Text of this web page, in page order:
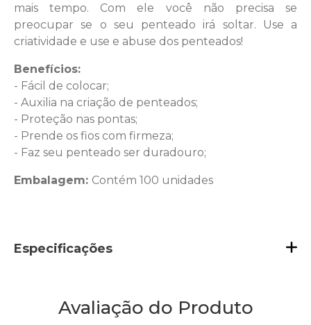
mais tempo. Com ele você não precisa se
preocupar se o seu penteado irá soltar. Use a
criatividade e use e abuse dos penteados!
Benefícios:
- Fácil de colocar;
- Auxilia na criação de penteados;
- Proteção nas pontas;
- Prende os fios com firmeza;
- Faz seu penteado ser duradouro;
Embalagem: Contém 100 unidades
Especificações
Avaliação do Produto